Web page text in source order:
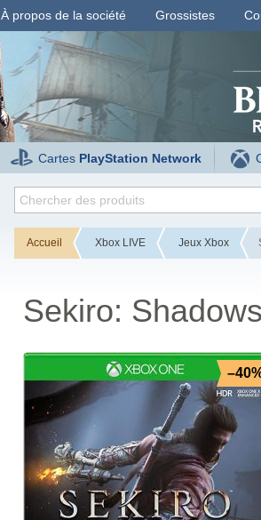
À propos de la société Grossistes
Cartes PlayStation Network
Accueil Xbox LIVE Jeux Xbox
Sekiro: